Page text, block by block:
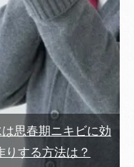
思春期ニキビに効
する方法は？